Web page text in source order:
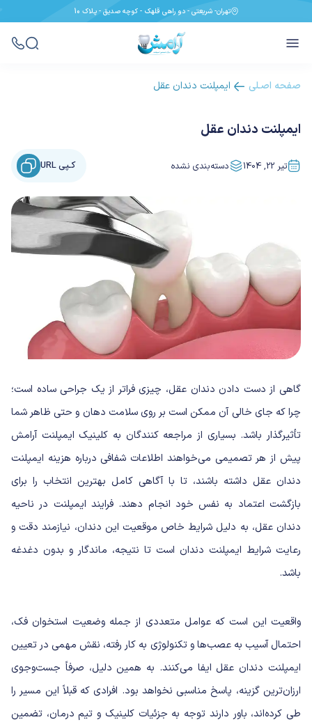
تهران- شریعتی - دو راهی قلهک - کوچه صدیق - پـلاک 10
صفحه اصـلی ایمپلنت دندان عقل
ایمپلنت دندان عقل
تیر 22, 1404 دسته‌بندی نشده کـپی URL
گاهی از دست دادن دندان عقل، چیزی فراتر از یک جراحی ساده است؛
چرا که جای خالی آن ممکن است بر روی سلامت دهان و حتی ظاهر شما
تأثیرگذار باشد. بسیاری از مراجعه کنندگان به کلینیک ایمپلنت آرامش
پیش از هر تصمیمی می‌خواهند اطلاعات شفافی درباره هزینه ایمپلنت
دندان عقل داشته باشند، تا با آگاهی کامل بهترین انتخاب را برای
بازگشت اعتماد به نفس خود انجام دهند. فرایند ایمپلنت در ناحیه
دندان عقل، به دلیل شرایط خاص موقعیت این دندان، نیازمند دقت و
رعایت شرایط ایمپلنت دندان است تا نتیجه، ماندگار و بدون دغدغه
باشد.
واقعیت این است که عوامل متعددی از جمله وضعیت استخوان فک،
احتمال آسیب به عصب‌ها و تکنولوژی به کار رفته، نقش مهمی در تعیین
ایمپلنت دندان عقل ایفا می‌کنند. به همین دلیل، صرفاً جست‌وجوی
ارزان‌ترین گزینه، پاسخ مناسبی نخواهد بود. افرادی که قبلاً این مسیر را
طی کرده‌اند، باور دارند توجه به جزئیات کلینیک و تیم درمان، تضمین